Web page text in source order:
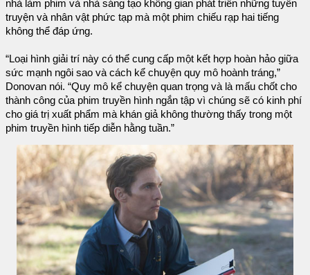
nhà làm phim và nhà sáng tạo không gian phát triển những tuyến
truyện và nhân vật phức tạp mà một phim chiếu rạp hai tiếng
không thể đáp ứng.
“Loại hình giải trí này có thể cung cấp một kết hợp hoàn hảo giữa
sức mạnh ngôi sao và cách kể chuyện quy mô hoành tráng,”
Donovan nói. “Quy mô kể chuyện quan trọng và là mấu chốt cho
thành công của phim truyền hình ngắn tập vì chúng sẽ có kinh phí
cho giá trị xuất phẩm mà khán giả không thường thấy trong một
phim truyền hình tiếp diễn hằng tuần.”